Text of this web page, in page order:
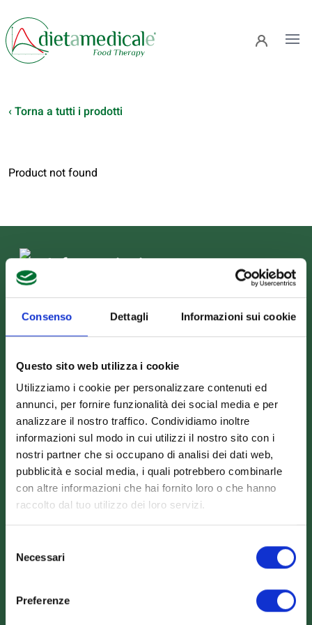
Consenso Dettagli Informazioni sui cookie
Questo sito web utilizza i cookie
Utilizziamo i cookie per personalizzare contenuti ed
annunci, per fornire funzionalità dei social media e per
analizzare il nostro traffico. Condividiamo inoltre
informazioni sul modo in cui utilizzi il nostro sito con i
nostri partner che si occupano di analisi dei dati web,
pubblicità e social media, i quali potrebbero combinarle
con altre informazioni che hai fornito loro o che hanno
raccolto dal tuo utilizzo dei loro servizi.
delNecessari
Preferenze
‹ Torna a tutti i prodotti
Product not found
Informazioni
Scarica il catalogo
Scarica Valori Nutrizionali
Contattaci
Calcolatore peso ideale
Contatti
Logistica Food s.r.l.
P.Iva 02201200686
Viale S. Tinozzi, 17